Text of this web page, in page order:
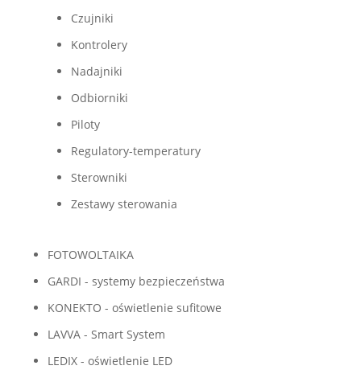
Czujniki
Kontrolery
Nadajniki
Odbiorniki
Piloty
Regulatory-temperatury
Sterowniki
Zestawy sterowania
FOTOWOLTAIKA
GARDI - systemy bezpieczeństwa
KONEKTO - oświetlenie sufitowe
LAVVA - Smart System
LEDIX - oświetlenie LED